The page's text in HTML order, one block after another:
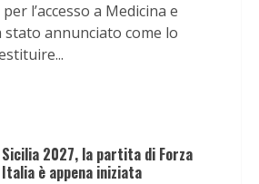
l’accesso a Medicina e
annunciato come lo
Sicilia 2027, la partita di Forza
Italia è appena iniziata